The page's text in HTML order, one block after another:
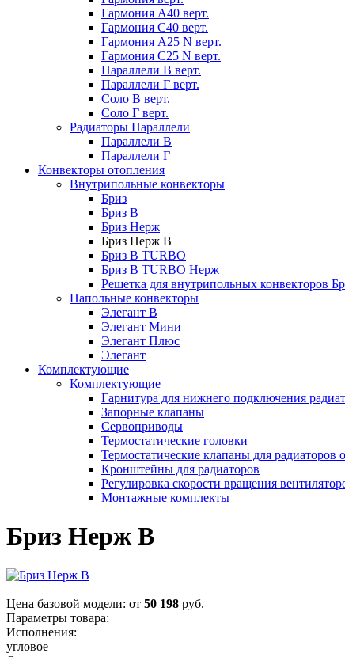
Гармония А40 верт.
Гармония С40 верт.
Гармония А25 N верт.
Гармония С25 N верт.
Параллели В верт.
Параллели Г верт.
Соло В верт.
Соло Г верт.
Радиаторы Параллели
Параллели В
Параллели Г
Конвекторы отопления
Внутрипольные конвекторы
Бриз
Бриз В
Бриз Нерж
Бриз Нерж В
Бриз В TURBO
Бриз В TURBO Нерж
Решетка для внутрипольных конвекторов
Напольные конвекторы
Элегант В
Элегант Мини
Элегант Плюс
Элегант
Комплектующие
Комплектующие
Гарнитура для нижнего подключения
Запорные клапаны
Сервоприводы
Термостатические головки
Термостатические клапаны для радиаторов
Кронштейны для радиаторов
Регулировка скорости вращения
Монтажные комплекты
Бриз Нерж В
Цена базовой модели: от 50 198 руб.
Параметры товара:
Исполнения:
угловое